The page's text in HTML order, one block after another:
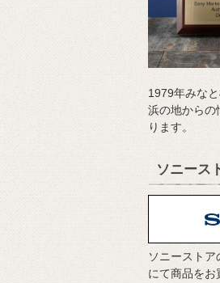
1979年みな
浜の地からの
ります。
ソニース
ソニーストア
にて商品をお